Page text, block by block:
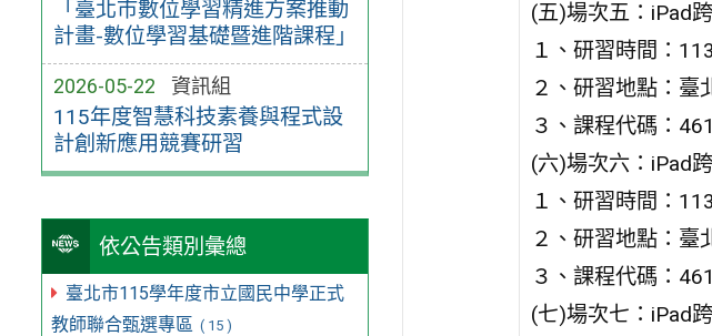
「臺北市數位學習精進方案推動
計畫-數位學習基礎暨進階課程」
2026-05-22 資訊組
115年度智慧科技素養與程式設
計創新應用競賽研習
依公告類別彙總
臺北市115學年度市立國民中學正式
教師聯合甄選專區 ( 15 )
(五)場次五：iPad
１、研習時間：
２、研習地點：臺
３、課程代碼：
(六)場次六：iPad
１、研習時間：
２、研習地點：臺
３、課程代碼：
(七)場次七：iPad